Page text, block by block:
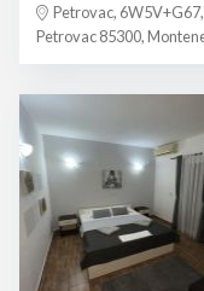
Petrovac, 6W5V+G67,
Petrovac 85300,